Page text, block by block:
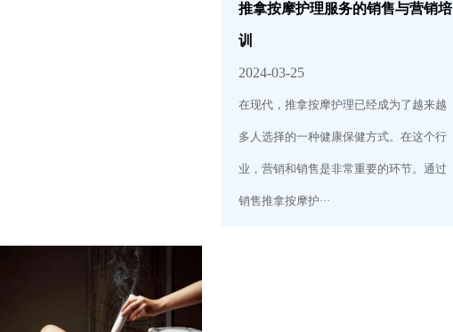
推拿按摩护理服务的销售与营销培
训
2024-03-25
在现代，推拿按摩护理已经成为了越来越
多人选择的一种健康保健方式。在这个行
业，营销和销售是非常重要的环节。通过
销售推拿按摩护···